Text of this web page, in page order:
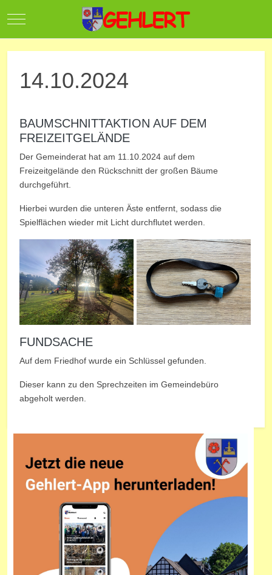
Mobile Menu Toggle
14.10.2024
BAUMSCHNITTAKTION AUF DEM
FREIZEITGELÄNDE
Der Gemeinderat hat am 11.10.2024 auf dem
Freizeitgelände den Rückschnitt der großen Bäume
durchgeführt.
Hierbei wurden die unteren Äste entfernt, sodass die
Spielflächen wieder mit Licht durchflutet werden.
FUNDSACHE
Auf dem Friedhof wurde ein Schlüssel gefunden.
Dieser kann zu den Sprechzeiten im Gemeindebüro
abgeholt werden.